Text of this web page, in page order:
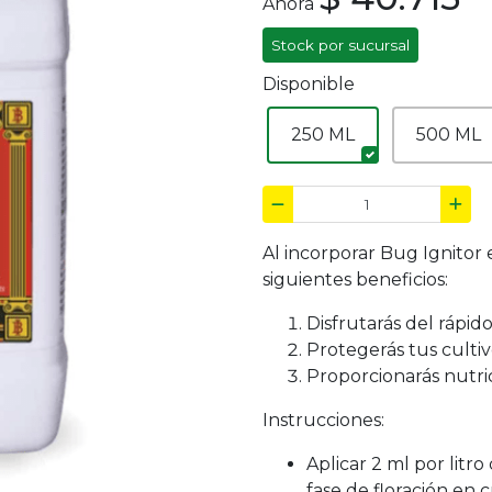
Stock por sucursal
Disponible
250 ML 500 ML
Al incorporar Bug Ignitor
siguientes beneficios:
Disfrutarás del
Protegerás tus
Proporcionarás
Instrucciones:
Aplicar 2 ml por litro